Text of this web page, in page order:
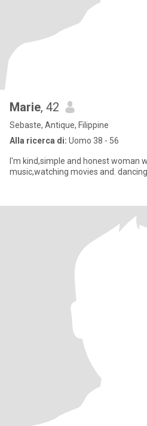
Marie, 42
Sebaste, Antique, Filippine
Alla ricerca di: Uomo 38 - 56
I'm kind,simple and honest woman
music,watching movies and.